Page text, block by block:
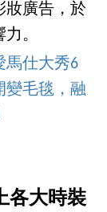
妝廣告，於
。
馬仕大秀6
變毛毯，融
各大時裝